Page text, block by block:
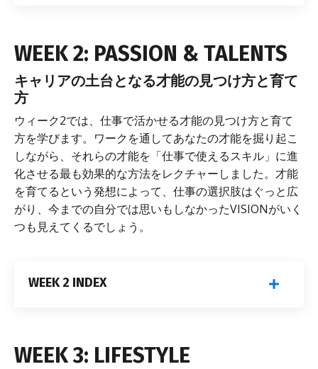
WEEK 2: PASSION & TALENTS
キャリアの土台となる才能の見つけ方と育て
方
ウィーク2では、仕事で活かせる才能の見つけ方と育て
方を学びます。ワークを通してあなたの才能を掘り起こ
しながら、それらの才能を「仕事で使えるスキル」に進
化させる最も効果的な方法をレクチャーしました。才能
を育てるという発想によって、仕事の選択肢はぐっと広
がり、今までの自分では思いもしなかったVISIONがいく
つも見えてくるでしょう。
WEEK 2 INDEX
WEEK 3: LIFESTYLE